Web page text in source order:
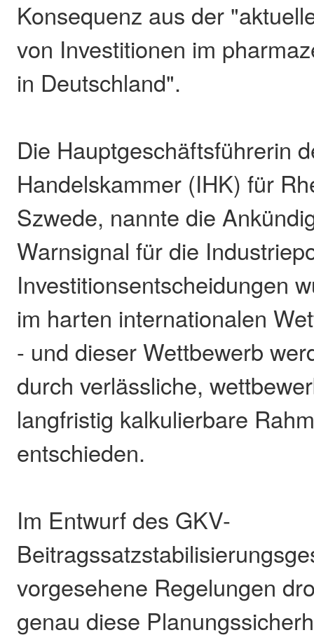
Konsequenz aus der
von Investitionen im
in Deutschland".
Die Hauptgeschäftsführerin
Handelskammer (IHK) für
Szwede, nannte die
Warnsignal für die
Investitionsentscheidungen
im harten internationalen
- und dieser Wettbewerb
durch verlässliche,
langfristig kalkulierbare
entschieden.
Im Entwurf des GKV-
vorgesehene Regelungen
genau diese